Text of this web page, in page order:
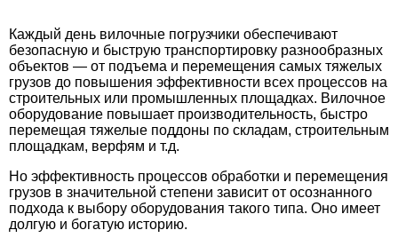
Каждый день вилочные погрузчики обеспечивают
безопасную и быструю транспортировку разнообразных
объектов — от подъема и перемещения самых тяжелых
грузов до повышения эффективности всех процессов на
строительных или промышленных площадках. Вилочное
оборудование повышает производительность, быстро
перемещая тяжелые поддоны по складам, строительным
площадкам, верфям и т.д.
Но эффективность процессов обработки и перемещения
грузов в значительной степени зависит от осознанного
подхода к выбору оборудования такого типа. Оно имеет
долгую и богатую историю.